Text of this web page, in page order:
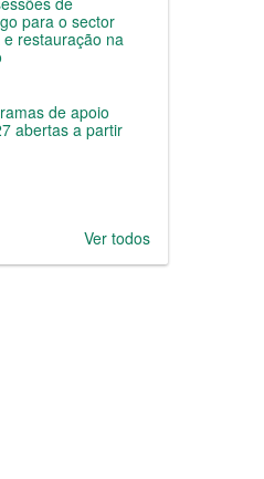
para o sector
restauração na
de apoio
abertas a partir
Ver todos